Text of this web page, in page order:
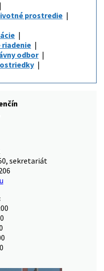
prostredie
riadenie
odbor
sekretariát